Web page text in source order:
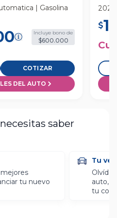
| Gasolina
Incluye bono de
$600.000
COTIZAR
DEL AUTO
$
saber
tu nuevo
Tu
auto,
tu